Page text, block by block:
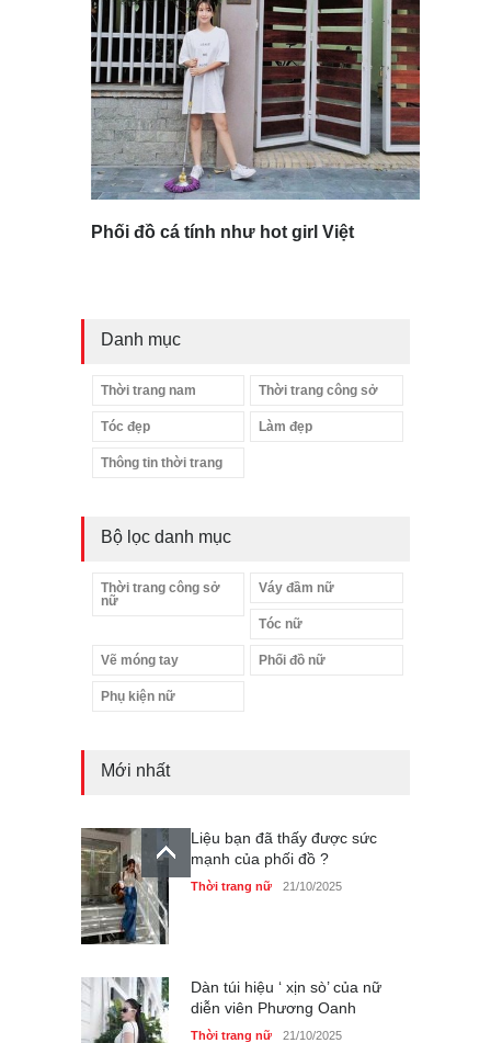
Phối đồ cá tính như hot girl Việt
Danh mục
Thời trang nam Thời trang công sở
Tóc đẹp Làm đẹp
Thông tin thời trang
Bộ lọc danh mục
Thời trang công sở
nữ
Váy đầm nữ
Tóc nữ
Vẽ móng tay Phối đồ nữ
Phụ kiện nữ
Mới nhất
Liệu bạn đã thấy được sức
mạnh của phối đồ ?
Thời trang nữ 21/10/2025
Dàn túi hiệu ‘ xịn sò’ của nữ
diễn viên Phương Oanh
Thời trang nữ 21/10/2025